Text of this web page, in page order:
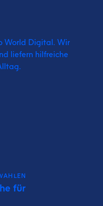
World Digital. Wir
liefern hilfreiche
für